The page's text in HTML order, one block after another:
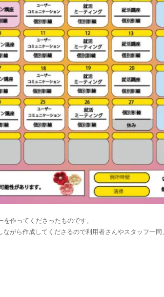
作ってくださったものです。
がら作成してくださるので利用者さんやスタッフ一同